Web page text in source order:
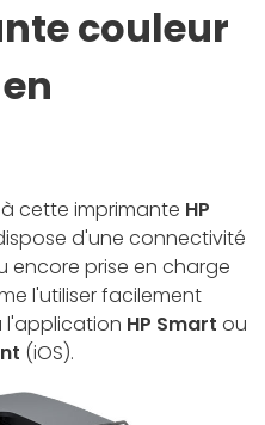
couleur
cette imprimante HP
d'une connectivité
encore prise en charge
l'utiliser facilement
l'application HP Smart ou
(iOS).